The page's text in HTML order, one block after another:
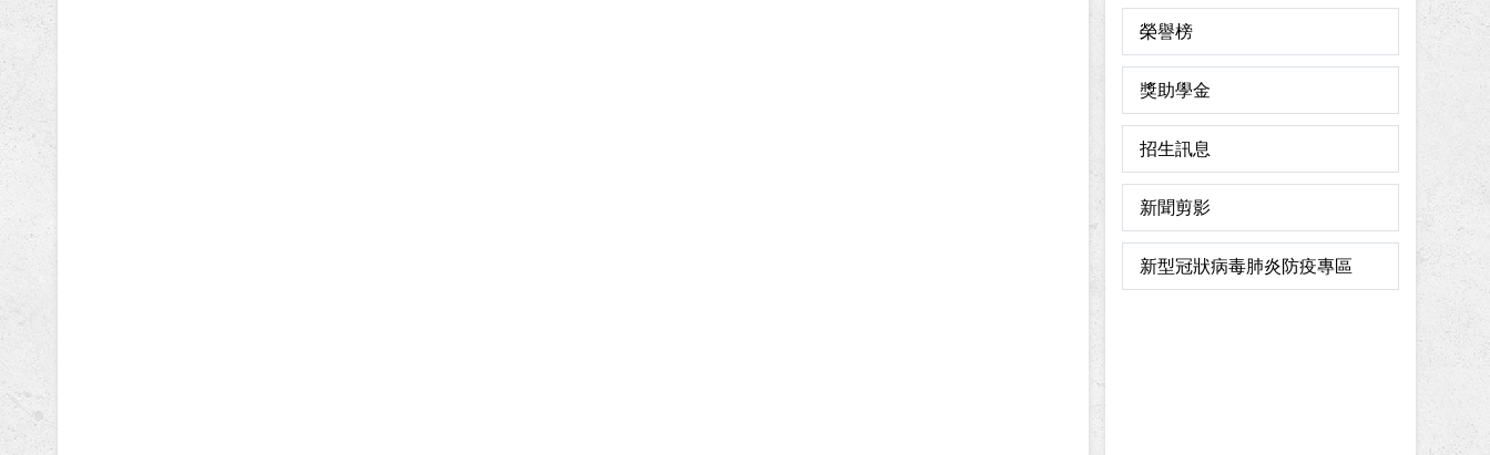
榮譽榜
獎助學金
招生訊息
新聞剪影
新型冠狀病毒肺炎防疫專區